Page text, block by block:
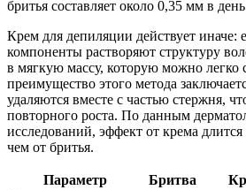
бритья составляет около 0,35 мм в
Крем для депиляции действует иначе:
компоненты растворяют структуру
в мягкую массу, которую можно
преимущество этого метода
удаляются вместе с частью стержня,
повторного роста. По данным
исследований, эффект от крема
чем от бритья.
Параметр Бритва